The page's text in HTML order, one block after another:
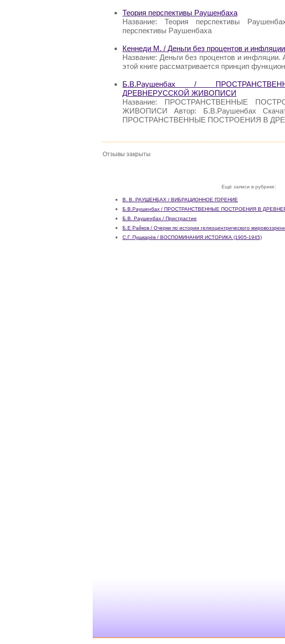
Теория перспективы Раушенбаха
Название: Теория перспективы
перспективы Раушенбаха
Кеннеди М. / Деньги без процентов и
Название: Деньги без процентов и
этой книге рассматривается принцип
Б.В.Раушенбах /
ДРЕВНЕРУССКОЙ ЖИВОПИСИ
Название: ПРОСТРАНСТВЕННЫЕ
ЖИВОПИСИ Автор: Б.В.Раушенбах
ПРОСТРАНСТВЕННЫЕ ПОСТРОЕНИЯ В
Отзывы закрыты
Ещё записи в рубрике:
В. В. РАУШЕНБАХ / ВИБРАЦИОННОЕ ГОРЕНИЕ
Б.В.Раушенбах / ПРОСТРАНСТВЕННЫЕ ПОСТРОЕНИЯ В
Б.В. Раушенбах / Пристрастие
Б.Е Райков / Очерки по истории гелиоцентрического
С.Г. Пушкарёв / ВОСПОМИНАНИЯ ИСТОРИКА (1905-1945)